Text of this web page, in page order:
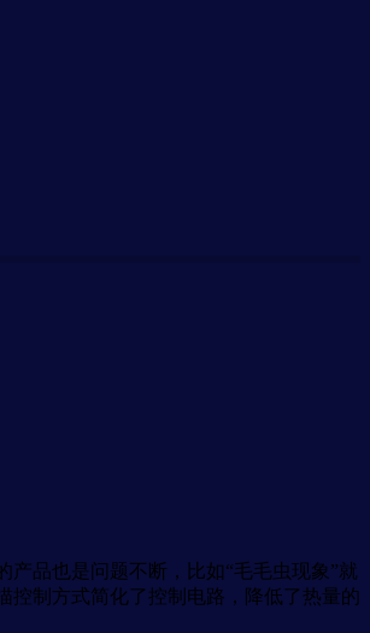
品也是问题不断，比如“毛毛虫现象”就
控制方式简化了控制电路，降低了热量的